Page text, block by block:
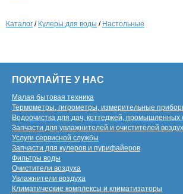
Каталог / Кулеры для воды / Настольные
ПОКУПАЙТЕ У НАС
Малая бытовая техника
Термометры, гигрометры, измерительные
Водоочистка для дач, коттеджей, промышленных
Запчасти для увлажнителей и очистителей
Услуги сервисной службы
Запчасти для кулеров и пурифайеров
Фильтры воды
Очистители воздуха
Увлажнители воздуха
Климатические комплексы и климатизаторы